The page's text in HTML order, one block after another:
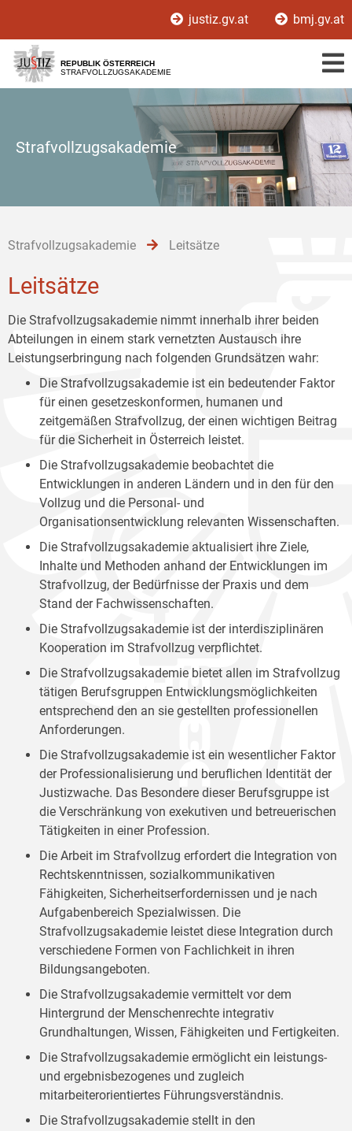
[1]
[2]
[3]
justiz.gv.at bmj.gv.at
REPUBLIK ÖSTERREICH
STRAFVOLLZUGSAKADEMIE
Strafvollzugsakademie
Strafvollzugsakademie Leitsätze
Leitsätze
Die Strafvollzugsakademie nimmt innerhalb ihrer beiden
Abteilungen in einem stark vernetzten Austausch ihre
Leistungserbringung nach folgenden Grundsätzen wahr:
Die Strafvollzugsakademie ist ein bedeutender Faktor
für einen gesetzeskonformen, humanen und
zeitgemäßen Strafvollzug, der einen wichtigen Beitrag
für die Sicherheit in Österreich leistet.
Die Strafvollzugsakademie beobachtet die
Entwicklungen in anderen Ländern und in den für den
Vollzug und die Personal- und
Organisationsentwicklung relevanten Wissenschaften.
Die Strafvollzugsakademie aktualisiert ihre Ziele,
Inhalte und Methoden anhand der Entwicklungen im
Strafvollzug, der Bedürfnisse der Praxis und dem
Stand der Fachwissenschaften.
Die Strafvollzugsakademie ist der interdisziplinären
Kooperation im Strafvollzug verpflichtet.
Die Strafvollzugsakademie bietet allen im Strafvollzug
tätigen Berufsgruppen Entwicklungsmöglichkeiten
entsprechend den an sie gestellten professionellen
Anforderungen.
Die Strafvollzugsakademie ist ein wesentlicher Faktor
der Professionalisierung und beruflichen Identität der
Justizwache. Das Besondere dieser Berufsgruppe ist
die Verschränkung von exekutiven und betreuerischen
Tätigkeiten in einer Profession.
Die Arbeit im Strafvollzug erfordert die Integration von
Rechtskenntnissen, sozialkommunikativen
Fähigkeiten, Sicherheitserfordernissen und je nach
Aufgabenbereich Spezialwissen. Die
Strafvollzugsakademie leistet diese Integration durch
verschiedene Formen von Fachlichkeit in ihren
Bildungsangeboten.
Die Strafvollzugsakademie vermittelt vor dem
Hintergrund der Menschenrechte integrativ
Grundhaltungen, Wissen, Fähigkeiten und Fertigkeiten.
Die Strafvollzugsakademie ermöglicht ein leistungs-
und ergebnisbezogenes und zugleich
mitarbeiterorientiertes Führungsverständnis.
Die Strafvollzugsakademie stellt in den